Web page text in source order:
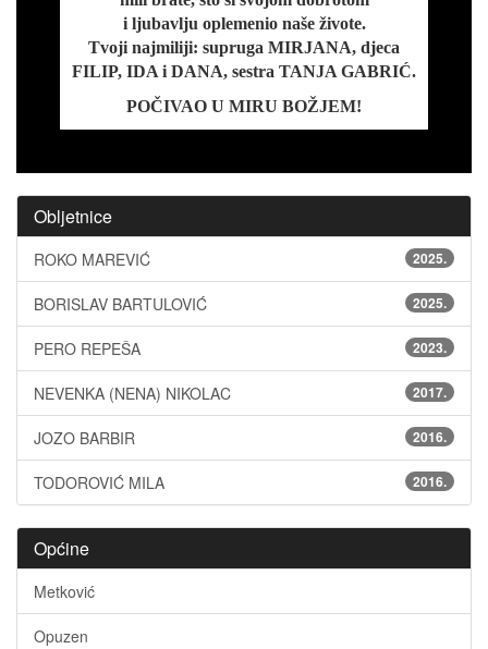
i ljubavlju oplemenio naše živote.
Tvoji najmiliji: supruga MIRJANA, djeca
FILIP, IDA i DANA, sestra TANJA GABRIĆ.
POČIVAO U MIRU BOŽJEM!
Obljetnice
ROKO MAREVIĆ 2025.
BORISLAV BARTULOVIĆ 2025.
PERO REPEŠA 2023.
NEVENKA (NENA) NIKOLAC 2017.
JOZO BARBIR 2016.
TODOROVIĆ MILA 2016.
Općine
Metković
Opuzen